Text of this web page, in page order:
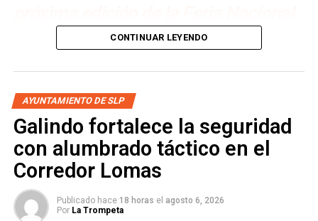
Por: Redacción
Como parte de su compromiso con la movilidad y la
seguridad de la ciudadanía, el
declara listo paracoordinarlas acciones que
correspondan enmateria de movilidad y seguridad vial
durante la próxima edición de laFeria Nacional Potosina
(Fenapo) 2026, informó lasecretaria General del
Ayuntamiento, Ángeles Rodríguez Aguirre.
CONTINUAR LEYENDO
AYUNTAMIENTO DE SLP
Galindo fortalece la seguridad
con alumbrado táctico en el
Corredor Lomas
Publicado hace 18 horas el agosto 6, 2026
Por La Trompeta